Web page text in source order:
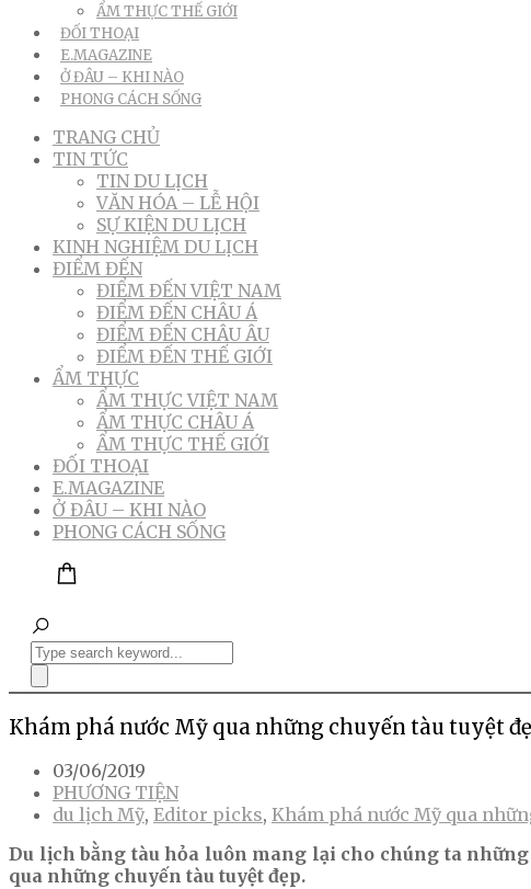
ẨM THỰC THẾ GIỚI
ĐỐI THOẠI
E.MAGAZINE
Ở ĐÂU – KHI NÀO
PHONG CÁCH SỐNG
TRANG CHỦ
TIN TỨC
TIN DU LỊCH
VĂN HÓA – LỄ HỘI
SỰ KIỆN DU LỊCH
KINH NGHIỆM DU LỊCH
ĐIỂM ĐẾN
ĐIỂM ĐẾN VIỆT NAM
ĐIỂM ĐẾN CHÂU Á
ĐIỂM ĐẾN CHÂU ÂU
ĐIỂM ĐẾN THẾ GIỚI
ẨM THỰC
ẨM THỰC VIỆT NAM
ẨM THỰC CHÂU Á
ẨM THỰC THẾ GIỚI
ĐỐI THOẠI
E.MAGAZINE
Ở ĐÂU – KHI NÀO
PHONG CÁCH SỐNG
Khám phá nước Mỹ qua những chuyến tàu tuyệt
03/06/2019
PHƯƠNG TIỆN
du lịch Mỹ, Editor picks, Khám phá nước Mỹ qua
Du lịch bằng tàu hỏa luôn mang lại cho chúng ta
qua những chuyến tàu tuyệt đẹp.